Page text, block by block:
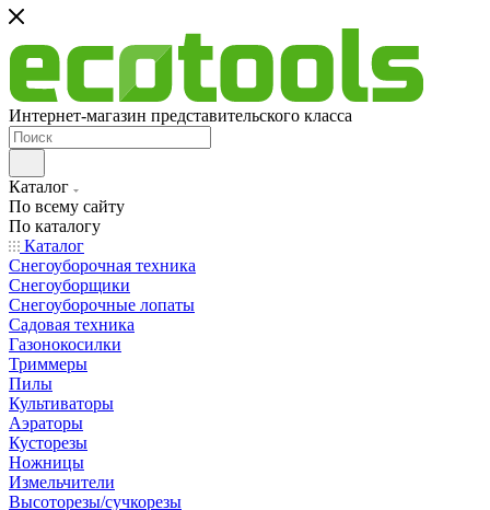
Интернет-магазин представительского класса
Каталог
По всему сайту
По каталогу
Каталог
Снегоуборочная техника
Снегоуборщики
Снегоуборочные лопаты
Садовая техника
Газонокосилки
Триммеры
Пилы
Культиваторы
Аэраторы
Кусторезы
Ножницы
Измельчители
Высоторезы/сучкорезы